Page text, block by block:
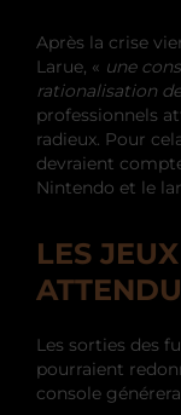
Après la crise
Larue, « une
rationalisation
professionnels
radieux. Pour
devraient
Nintendo et le
LES
Les sorties des
pourraient
console